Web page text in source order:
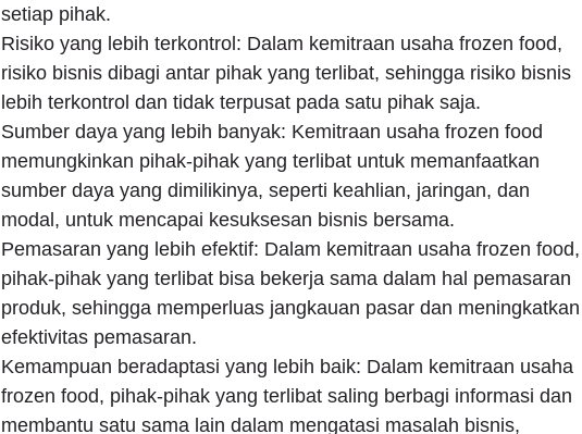
setiap pihak.
Risiko yang lebih terkontrol: Dalam kemitraan usaha frozen food,
risiko bisnis dibagi antar pihak yang terlibat, sehingga risiko bisnis
lebih terkontrol dan tidak terpusat pada satu pihak saja.
Sumber daya yang lebih banyak: Kemitraan usaha frozen food
memungkinkan pihak-pihak yang terlibat untuk memanfaatkan
sumber daya yang dimilikinya, seperti keahlian, jaringan, dan
modal, untuk mencapai kesuksesan bisnis bersama.
Pemasaran yang lebih efektif: Dalam kemitraan usaha frozen food,
pihak-pihak yang terlibat bisa bekerja sama dalam hal pemasaran
produk, sehingga memperluas jangkauan pasar dan meningkatkan
efektivitas pemasaran.
Kemampuan beradaptasi yang lebih baik: Dalam kemitraan usaha
frozen food, pihak-pihak yang terlibat saling berbagi informasi dan
membantu satu sama lain dalam mengatasi masalah bisnis,